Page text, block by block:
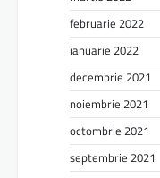
februarie 2022
ianuarie 2022
decembrie 2021
noiembrie 2021
octombrie 2021
septembrie 2021